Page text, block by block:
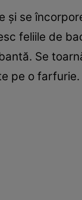
şi se
feliile de
Se
pe o